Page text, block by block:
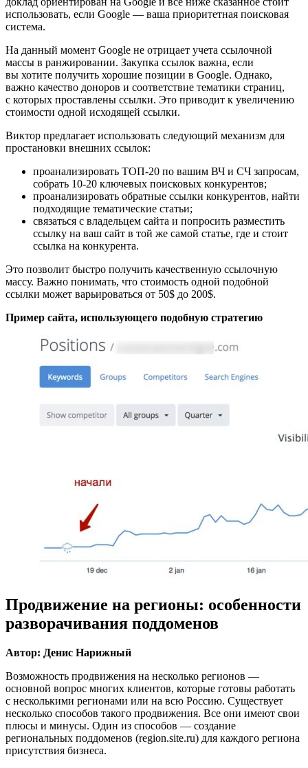
использовать, если Google — ваша приоритетная поисковая
система.
На данный момент Google не отрицает учета ссылочной
массы в ранжировании. Закупка ссылок важна, если
вы хотите получить хорошие позиции в Google. Однако,
важно качество доноров и соответствие тематики страниц,
с которых проставлены ссылки. Это приводит к увеличению
стоимости одной исходящей ссылки.
Виктор предлагает использовать следующий механизм для
простановки внешних ссылок:
проанализировать ТОП-20 по вашим ВЧ и СЧ запросам,
собрать 10-20 ключевых поисковых конкурентов;
проанализировать обратные ссылки конкурентов, найти
подходящие тематические статьи;
связаться с владельцем сайта и попросить разместить
ссылку на ваш сайт в той же самой статье, где и стоит
ссылка на конкурента.
Это позволит быстро получить качественную ссылочную
массу. Важно понимать, что стоимость одной подобной
ссылки может варьироваться от 50$ до 200$.
Пример сайта, использующего подобную стратегию
Продвижение на регионы: особенности
разворачивания поддоменов
Автор: Денис Нарижный
Возможность продвижения на несколько регионов —
основной вопрос многих клиентов, которые готовы работать
с несколькими регионами или на всю Россию. Существует
несколько способов такого продвижения. Все они имеют свои
плюсы и минусы. Один из способов — создание
региональных поддоменов (region.site.ru) для каждого региона
присутствия бизнеса.